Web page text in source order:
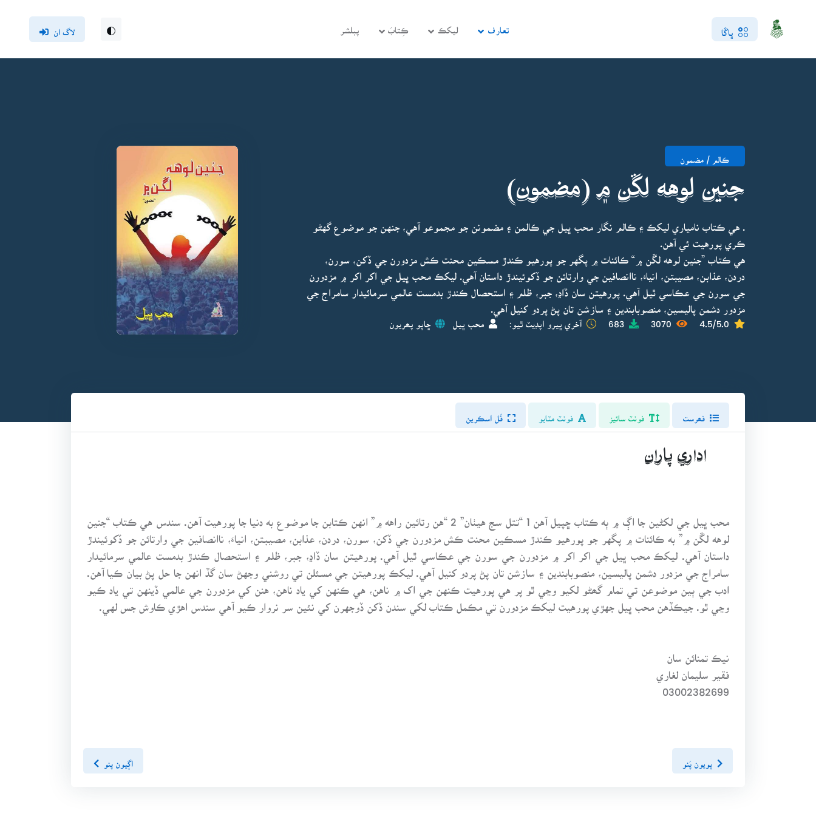
ڀاڱا تعارف ليکڪ ڪِتابَ پبلشر لاگ ان
ڪالم / مضمون
جنين لوهه لڱن ۾ (مضمون)
. هي ڪتاب نامياري ليکڪ ۽ ڪالم نگار محب ڀيل جي ڪالمن ۽ مضمونن جو مجموعو آهي، جنهن جو موضوع گهڻو
ڪري پورهيت ئي آهن.
هي ڪتاب ”جنين لوهه لڱن ۾“ ڪائنات ۾ پگهر جو پورهيو ڪندڙ مسڪين محنت ڪش مزدورن جي ڏکن، سورن،
دردن، عذابن، مصيبتن، انياءَ، ناانصافين جي وارتائن جو ڏکوئيندڙ داستان آهي. ليکڪ محب ڀيل جي اکر اکر ۾ مزدورن
جي سورن جي عڪاسي ٿيل آهي. پورهيتن سان ڏاڍ، جبر، ظلم ۽ استحصال ڪندڙ بدمست عالمي سرمائيدار سامراج جي
مزدور دشمن پاليسين، منصوبابندين ۽ سازشن تان پڻ پردو کنيل آهي.
4.5/5.0
3070
683 آخري ڀيرو اپڊيٽ ٿيو: محب ڀيل ڇاپو پھريون
فُل اسڪرين
اداري پاران
محب ڀيل جي لکڻين جا اڳ ۾ ٻه ڪتاب ڇپيل آهن 1 “تتل سج هيٺان” 2 “هن رتائين راهه ۾” انهن ڪتابن جا موضوع به دنيا جا پورهيت آهن. سندس هي ڪتاب “جنين
لوهه لڱن ۾” به ڪائنات ۾ پگهر جو پورهيو ڪندڙ مسڪين محنت ڪش مزدورن جي ڏکن، سورن، دردن، عذابن، مصيبتن، انياءَ، ناانصافين جي وارتائن جو ڏکوئيندڙ
داستان آهي. ليکڪ محب ڀيل جي اکر اکر ۾ مزدورن جي سورن جي عڪاسي ٿيل آهي. پورهيتن سان ڏاڍ، جبر، ظلم ۽ استحصال ڪندڙ بدمست عالمي سرمائيدار
سامراج جي مزدور دشمن پاليسين، منصوبابندين ۽ سازشن تان پڻ پردو کنيل آهي. ليکڪ پورهيتن جي مسئلن تي روشني وجهڻ سان گڏ انهن جا حل پڻ بيان ڪيا آهن.
ادب جي ٻين موضوعن تي تمام گھڻو لکيو وڃي ٿو پر هي پورهيت ڪنهن جي اک ۾ ناهن، هي ڪنهن کي ياد ناهن، هنن کي مزدورن جي عالمي ڏينهن تي ياد ڪيو
وڃي ٿو. جيڪڏهن محب ڀيل جهڙي پورهيت ليکڪ مزدورن تي مڪمل ڪتاب لکي سندن ڏکن ڏوجهرن کي نئين سر نروار ڪيو آهي سندس اهڙي ڪاوش جس لهي.
نيڪ تمنائن سان
فقير سليمان لغاري
03002382699
پويون پَنو اڳيون پنو